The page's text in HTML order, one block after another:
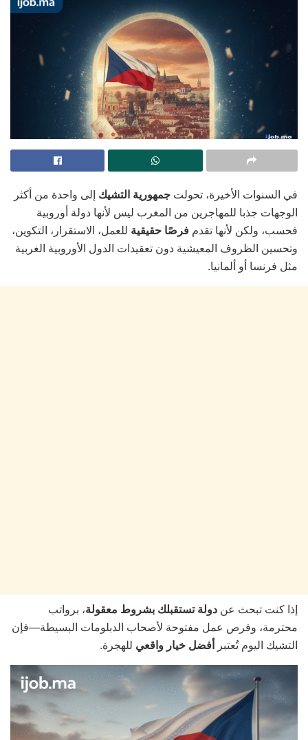
في السنوات الأخيرة، تحولت جمهورية التشيك إلى واحدة من أكثر
الوجهات جذبا للمهاجرين من المغرب ليس لأنها دولة أوروبية
فحسب، ولكن لأنها تقدم فرصًا حقيقية للعمل، الاستقرار، التكوين،
وتحسين الظروف المعيشية دون تعقيدات الدول الأوروبية الغربية
مثل فرنسا أو ألمانيا.
إذا كنت تبحث عن دولة تستقبلك بشروط معقولة، برواتب
محترمة، وفرص عمل مفتوحة لأصحاب الدبلومات البسيطة—فإن
التشيك اليوم تُعتبرأفضل خيار واقعي للهجرة.